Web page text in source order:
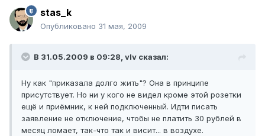
stas_k
Опубликовано 31 мая, 2009
В 31.05.2009 в 09:28, vIv сказал:
Ну как "приказала долго жить"? Она в принципе
присутствует. Но ни у кого не видел кроме этой розетки
ещё и приёмник, к ней подключенный. Идти писать
заявление не отключение, чтобы не платить 30 рублей в
месяц ломает, так-что так и висит... в воздухе.